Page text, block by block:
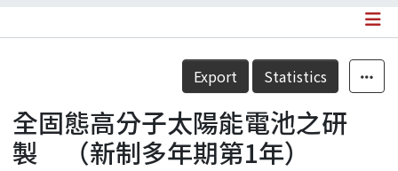
Statistics
Details
Export Statistics
全固態高分子太陽能電池之研
製 （新制多年期第1年）